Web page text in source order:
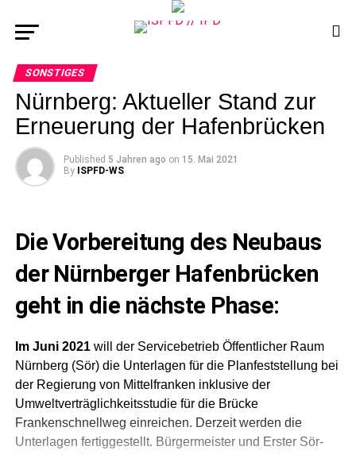
SONSTIGES
Nürnberg: Aktueller Stand zur
Erneuerung der Hafenbrücken
Published 5 Jahren ago on 15. Mai 2021
By ISPFD-WS
Die Vorbereitung des Neubaus
der Nürnberger Hafenbrücken
geht in die nächste Phase:
Im Juni 2021will der Servicebetrieb Öffentlicher Raum
Nürnberg (Sör) die Unterlagen für die Planfeststellung bei
der Regierung von Mittelfranken inklusive der
Umweltverträglichkeitsstudie für die Brücke
Frankenschnellweg einreichen. Derzeit werden die
Unterlagen fertiggestellt. Bürgermeister und Erster Sör-